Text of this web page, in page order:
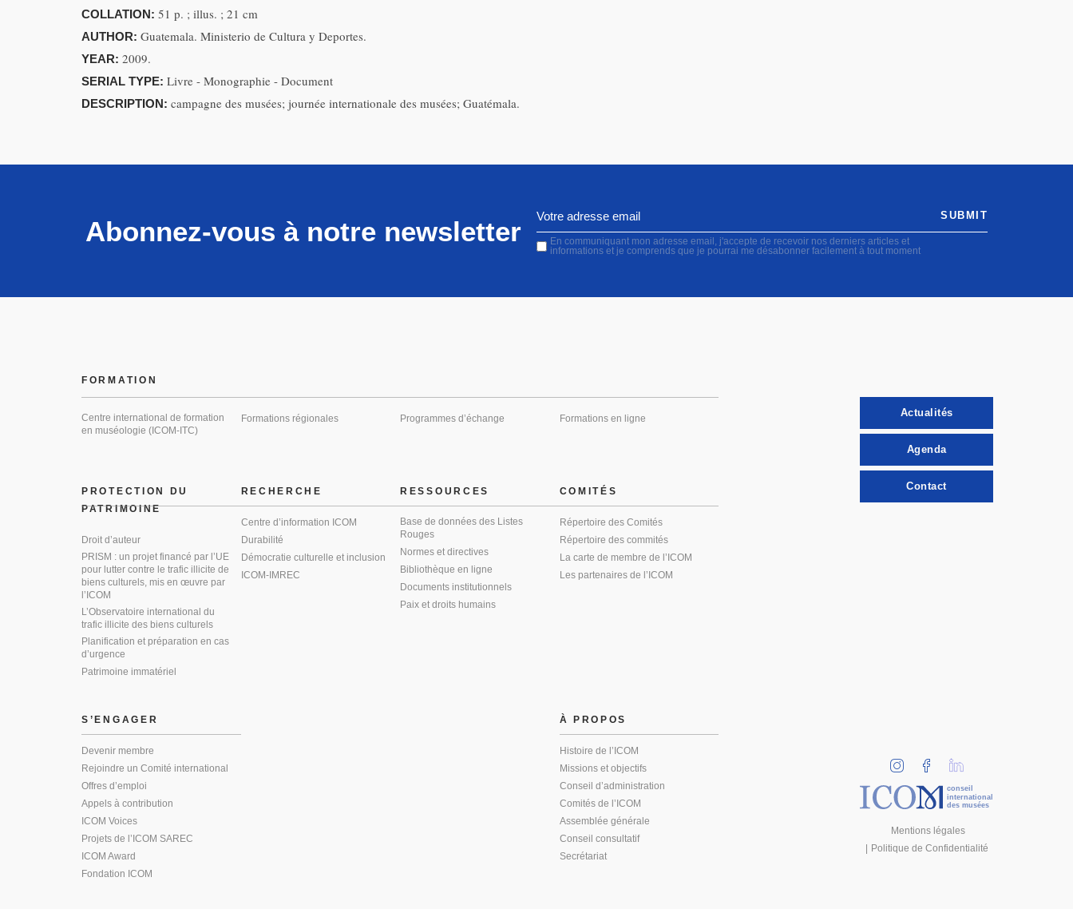
COLLATION: 51 p. ; illus. ; 21 cm
AUTHOR: Guatemala. Ministerio de Cultura y Deportes.
YEAR: 2009.
SERIAL TYPE: Livre - Monographie - Document
DESCRIPTION: campagne des musées; journée internationale des musées; Guatémala.
Abonnez-vous à notre newsletter
En communiquant mon adresse email, j'accepte de recevoir nos derniers articles et
informations et je comprends que je pourrai me désabonner facilement à tout moment
SUBMIT
PROTECTION DU
PATRIMOINE
Droit d’auteur
PRISM : un projet financé par l’UE
pour lutter contre le trafic illicite de
biens culturels, mis en œuvre par
l’ICOM
L’Observatoire international du
trafic illicite des biens culturels
Planification et préparation en cas
d’urgence
Patrimoine immatériel
FORMATION
Centre international de formation
en muséologie (ICOM-ITC)
Formations régionales Programmes d’échange Formations en ligne
RECHERCHE
Centre d’information ICOM
Durabilité
Démocratie culturelle et inclusion
ICOM-IMREC
RESSOURCES
Base de données des Listes
Rouges
Normes et directives
Bibliothèque en ligne
Documents institutionnels
Paix et droits humains
COMITÉS
Répertoire des Comités
Répertoire des commités
La carte de membre de l’ICOM
Les partenaires de l’ICOM
S’ENGAGER
Devenir membre
Rejoindre un Comité international
Offres d’emploi
Appels à contribution
ICOM Voices
Projets de l’ICOM SAREC
ICOM Award
Fondation ICOM
À PROPOS
Histoire de l’ICOM
Missions et objectifs
Conseil d’administration
Comités de l’ICOM
Assemblée générale
Conseil consultatif
Secrétariat
Actualités
Agenda
Contact
conseil
international
des musées
Mentions légales
Politique de Confidentialité